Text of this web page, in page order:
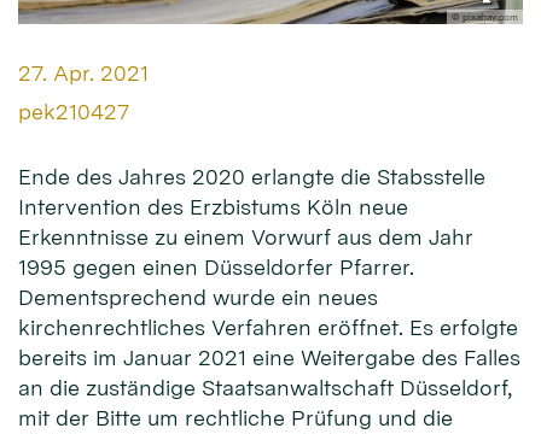
© pixabay.com
Datum:
27. Apr. 2021
Von:
pek210427
Ende des Jahres 2020 erlangte die Stabsstelle
Intervention des Erzbistums Köln neue
Erkenntnisse zu einem Vorwurf aus dem Jahr
1995 gegen einen Düsseldorfer Pfarrer.
Dementsprechend wurde ein neues
kirchenrechtliches Verfahren eröffnet. Es erfolgte
bereits im Januar 2021 eine Weitergabe des Falles
an die zuständige Staatsanwaltschaft Düsseldorf,
mit der Bitte um rechtliche Prüfung und die